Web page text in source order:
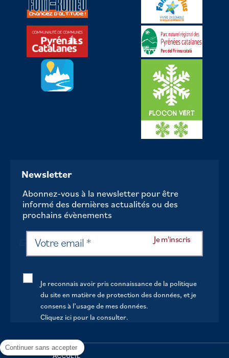
Newsletter
Abonnez-vous à la newsletter pour être
informé des dernières actualités ou des
prochains évènements
Je reconnais avoir pris connaissance de la politique
du site en matière de protection des données, et je
consens à l’usage de mes données.
Cliquez ici pour la consulter.
ACCUEIL
Continuer sans accepter